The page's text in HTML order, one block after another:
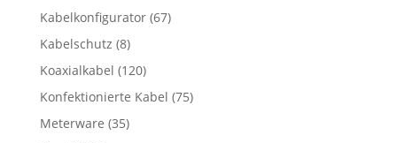
Kabelkonfigurator(67)
Kabelschutz (8)
Koaxialkabel (120)
Konfektionierte Kabel (75)
Meterware (35)